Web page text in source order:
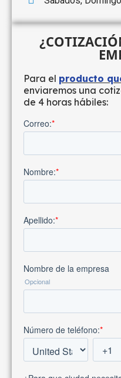
Para el producto
enviaremos una
de 4 horas hábiles: